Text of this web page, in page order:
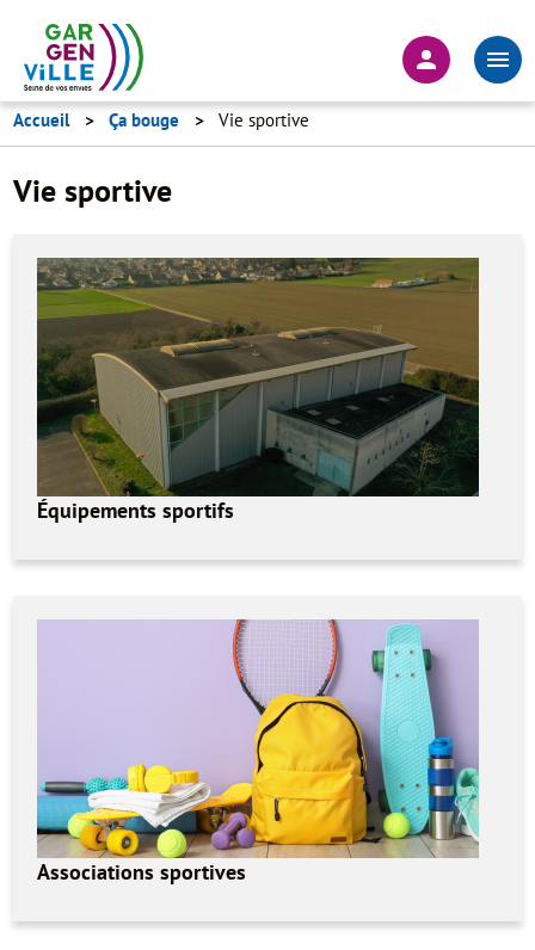
principal
En-
tête
Connexion
Accueil Ça bouge Vie sportive
Vie sportive
Équipements sportifs
Associations sportives